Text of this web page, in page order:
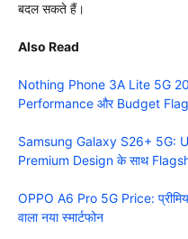
बदल सकते हैं।
Also Read
Nothing Phone 3A Lite 5G
Performance और Budget
Samsung Galaxy S26+ 5G:
Premium Design के साथ
OPPO A6 Pro 5G Price:
वाला नया स्मार्टफोन